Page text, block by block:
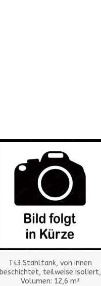
T43:Stahltank, von innen
beschichtet, teilweise isoliert,
Volumen: 12,6 m³